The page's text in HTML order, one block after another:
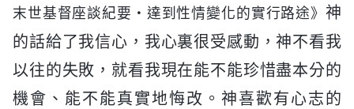
末世基督座談紀要・達到性情變化的實行路途》 神
的話給了我信心，我心裏很受感動，神不看我
以往的失敗，就看我現在能不能珍惜盡本分的
機會、能不能真實地悔改。神喜歡有心志的